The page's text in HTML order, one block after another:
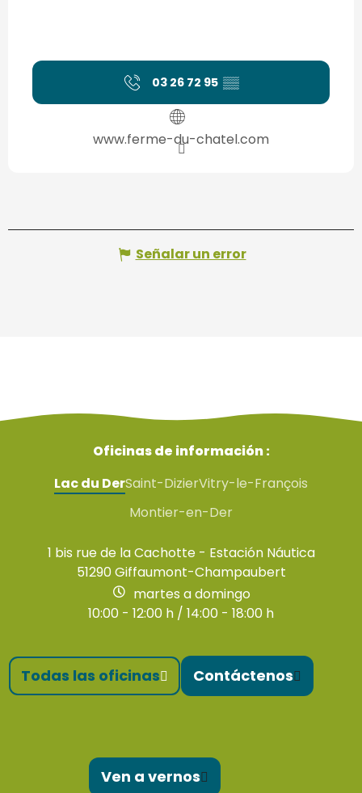
03 26 72 95 ▒▒
www.ferme-du-chatel.com
Señalar un error
Oficinas de información :
Lac du DerSaint-DizierVitry-le-François
Montier-en-Der
1 bis rue de la Cachotte - Estación Náutica
51290 Giffaumont-Champaubert
martes a domingo
10:00 - 12:00 h / 14:00 - 18:00 h
Todas las oficinas Contáctenos
Ven a vernos